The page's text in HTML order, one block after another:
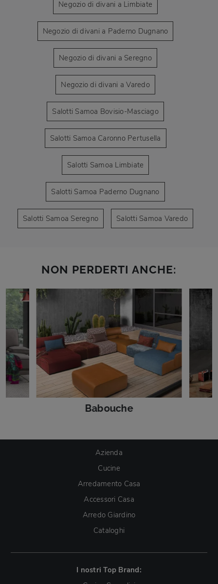
Negozio di divani a Limbiate
Negozio di divani a Paderno Dugnano
Negozio di divani a Seregno
Negozio di divani a Varedo
Salotti Samoa Bovisio-Masciago
Salotti Samoa Caronno Pertusella
Salotti Samoa Limbiate
Salotti Samoa Paderno Dugnano
Salotti Samoa Seregno Salotti Samoa Varedo
NON PERDERTI ANCHE:
Babouche
Azienda
Cucine
Arredamento Casa
Accessori Casa
Arredo Giardino
Cataloghi
I nostri Top Brand: